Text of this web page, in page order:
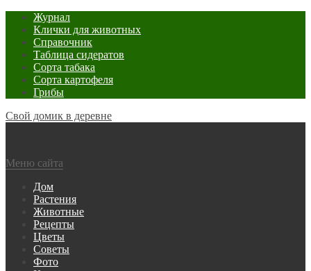
Журнал
Клички для животных
Справочник
Таблица сидератов
Сорта табака
Сорта картофеля
Грибы
Свой домик в деревне
Меню сайта
Дом
Растения
Животные
Рецепты
Цветы
Советы
Фото